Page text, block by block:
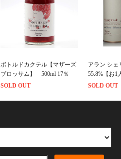
ボトルドカクテル【マザーズ
ブロッサム】 500ml 17％
SOLD OUT
アラン シェ
55.8%【お1
SOLD OUT